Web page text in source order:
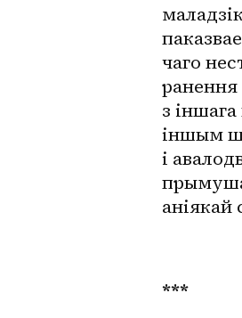
чаго
ранення
з
іншым
і
аніякай
***